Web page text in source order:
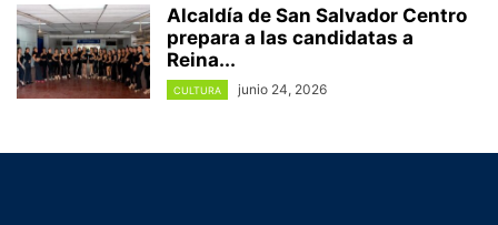
Alcaldía de San Salvador Centro
prepara a las candidatas a
Reina...
CULTURA junio 24, 2026